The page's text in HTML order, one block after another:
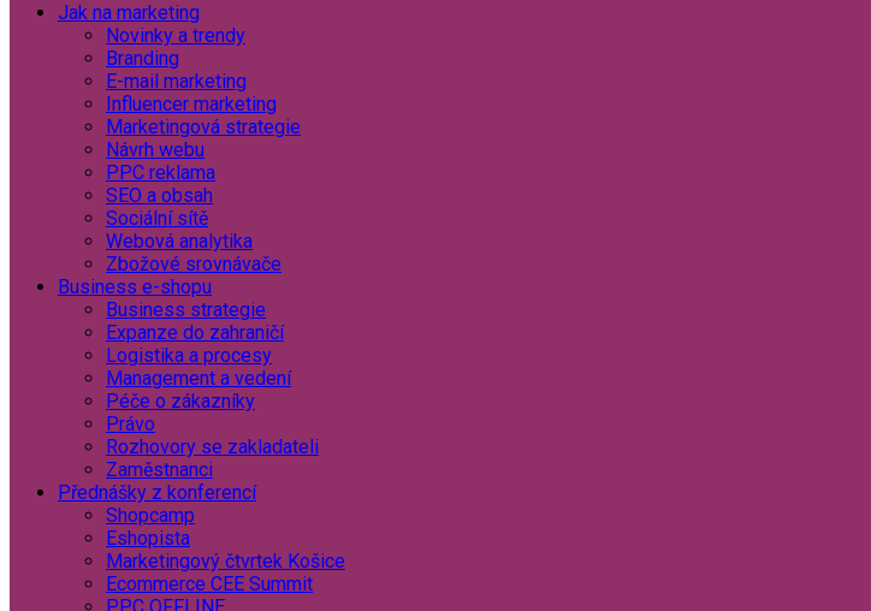
Jak na marketing
Novinky a trendy
Branding
E-mail marketing
Influencer marketing
Marketingová strategie
Návrh webu
PPC reklama
SEO a obsah
Sociální sítě
Webová analytika
Zbožové srovnávače
Business e-shopu
Business strategie
Expanze do zahraničí
Logistika a procesy
Management a vedení
Péče o zákazníky
Právo
Rozhovory se zakladateli
Zaměstnanci
Přednášky z konferencí
Shopcamp
Eshopista
Marketingový čtvrtek Košice
Ecommerce CEE Summit